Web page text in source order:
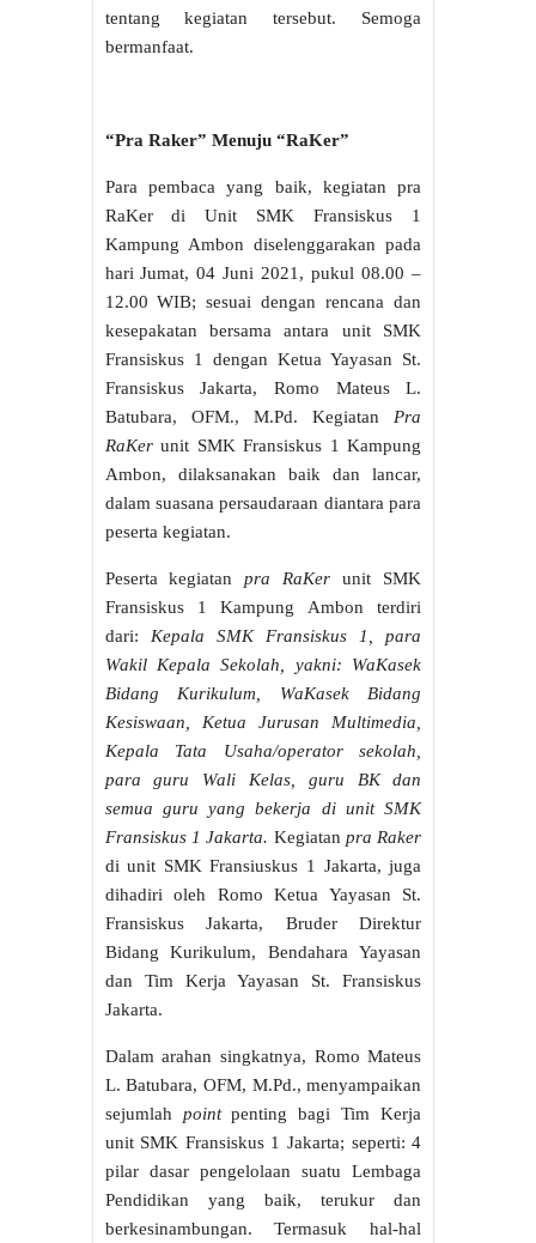
tentang kegiatan tersebut. Semoga
bermanfaat.
“Pra Raker” Menuju “RaKer”
Para pembaca yang baik, kegiatan pra
RaKer di Unit SMK Fransiskus 1
Kampung Ambon diselenggarakan pada
hari Jumat, 04 Juni 2021, pukul 08.00 –
12.00 WIB; sesuai dengan rencana dan
kesepakatan bersama antara unit SMK
Fransiskus 1 dengan Ketua Yayasan St.
Fransiskus Jakarta, Romo Mateus L.
Batubara, OFM., M.Pd. Kegiatan Pra
RaKerunit SMK Fransiskus 1 Kampung
Ambon, dilaksanakan baik dan lancar,
dalam suasana persaudaraan diantara para
peserta kegiatan.
Peserta kegiatanpra RaKer unit SMK
Fransiskus 1 Kampung Ambon terdiri
dari: Kepala SMK Fransiskus 1, para
Wakil Kepala Sekolah, yakni: WaKasek
Bidang Kurikulum, WaKasek Bidang
Kesiswaan, Ketua Jurusan Multimedia,
Kepala Tata Usaha/operator sekolah,
para guru Wali Kelas, guru BK dan
semua guru yang bekerja di unit SMK
Fransiskus 1 Jakarta. Kegiatanpra Raker
di unit SMK Fransiuskus 1 Jakarta, juga
dihadiri oleh Romo Ketua Yayasan St.
Fransiskus Jakarta, Bruder Direktur
Bidang Kurikulum, Bendahara Yayasan
dan Tim Kerja Yayasan St. Fransiskus
Jakarta.
Dalam arahan singkatnya, Romo Mateus
L. Batubara, OFM, M.Pd., menyampaikan
sejumlah pointpenting bagi Tim Kerja
unit SMK Fransiskus 1 Jakarta; seperti: 4
pilar dasar pengelolaan suatu Lembaga
Pendidikan yang baik, terukur dan
berkesinambungan. Termasuk hal-hal